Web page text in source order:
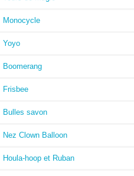
Monocycle
Yoyo
Boomerang
Frisbee
Bulles savon
Nez Clown Balloon
Houla-hoop et Ruban